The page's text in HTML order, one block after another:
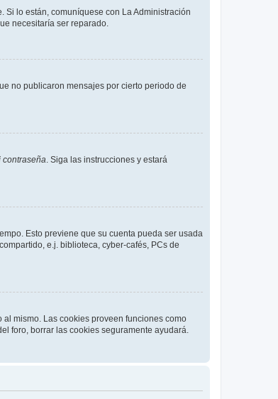
Si lo están, comuníquese con La Administración
necesitaría ser reparado.
no publicaron mensajes por cierto periodo de
contraseña . Siga las instrucciones y estará
Esto previene que su cuenta pueda ser usada
e.j. biblioteca, cyber-cafés, PCs de
mismo. Las cookies proveen funciones como
foro, borrar las cookies seguramente ayudará.